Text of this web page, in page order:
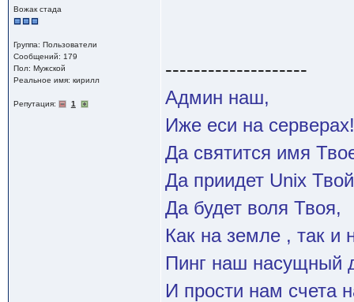
Вожак стада
Группа: Пользователи
Сообщений: 179
Пол: Мужской
Реальное имя: кирилл
Репутация: 1
--------------------
Админ наш,
Иже еси на серверах!
Да святится имя
Да приидет Unix
Да будет воля Твоя,
Как на земле , так и
Пинг наш насущный
И прости нам счета